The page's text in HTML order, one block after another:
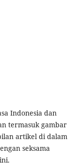
Indonesia dan
termasuk gambar
artikel di dalam
seksama